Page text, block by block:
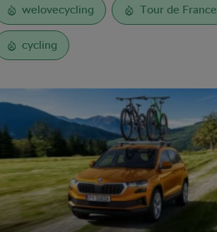
welovecycling Tour de France
cycling